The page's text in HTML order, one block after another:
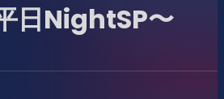
日NightSP〜